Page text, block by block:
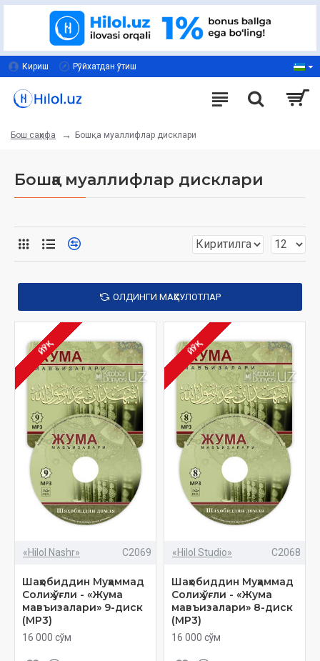
Кириш Рўйхатдан ўтиш
Бош саҳифа Бошқа муаллифлар дисклари
Бошқа муаллифлар дисклари
ОЛДИНГИ МАҲСУЛОТЛАР
ЙЎҚ
«Hilol Nashr» C2069
Шаҳобиддин Муҳаммад
Солиҳ ўғли - «Жума
мавъизалари» 9-диск
(МР3)
16 000 сўм
ЙЎҚ
«Hilol Studio» C2068
Шаҳобиддин Муҳаммад
Солиҳ ўғли - «Жума
мавъизалари» 8-диск
(МР3)
16 000 сўм